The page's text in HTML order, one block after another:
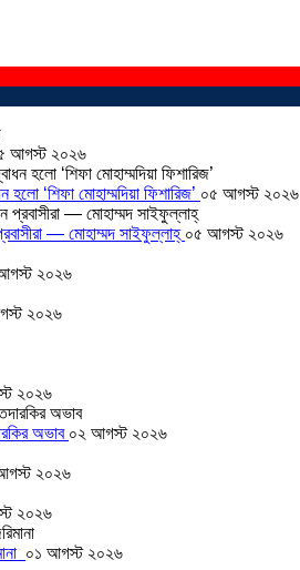
আগস্ট ২০২৬
‘শিফা মোহাম্মদিয়া ফিশারিজ’ ০৫ আগস্ট ২০২৬
— মোহাম্মদ সাইফুল্লাহ্ ০৫ আগস্ট ২০২৬
২০২৬
২০২৬
২০২৬
অভাব ০২ আগস্ট ২০২৬
২০২৬
২০২৬
০১ আগস্ট ২০২৬